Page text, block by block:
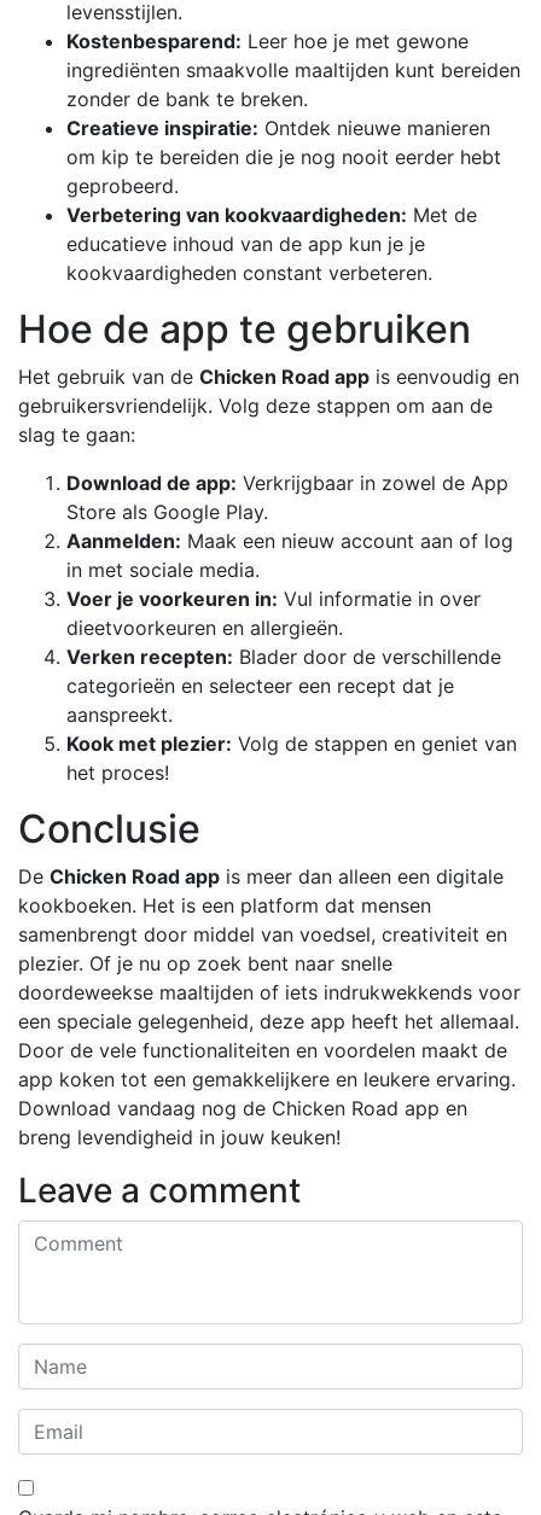
levensstijlen.
Kostenbesparend: Leer hoe je met gewone
ingrediënten smaakvolle maaltijden kunt bereiden
zonder de bank te breken.
Creatieve inspiratie: Ontdek nieuwe manieren
om kip te bereiden die je nog nooit eerder hebt
geprobeerd.
Verbetering van kookvaardigheden: Met de
educatieve inhoud van de app kun je je
kookvaardigheden constant verbeteren.
Hoe de app te gebruiken
Het gebruik van de Chicken Road app is eenvoudig en
gebruikersvriendelijk. Volg deze stappen om aan de
slag te gaan:
Download de app: Verkrijgbaar in zowel de App
Store als Google Play.
Aanmelden: Maak een nieuw account aan of log
in met sociale media.
Voer je voorkeuren in: Vul informatie in over
dieetvoorkeuren en allergieën.
Verken recepten: Blader door de verschillende
categorieën en selecteer een recept dat je
aanspreekt.
Kook met plezier: Volg de stappen en geniet van
het proces!
Conclusie
De Chicken Road app is meer dan alleen een digitale
kookboeken. Het is een platform dat mensen
samenbrengt door middel van voedsel, creativiteit en
plezier. Of je nu op zoek bent naar snelle
doordeweekse maaltijden of iets indrukwekkends voor
een speciale gelegenheid, deze app heeft het allemaal.
Door de vele functionaliteiten en voordelen maakt de
app koken tot een gemakkelijkere en leukere ervaring.
Download vandaag nog de Chicken Road app en
breng levendigheid in jouw keuken!
Leave a comment